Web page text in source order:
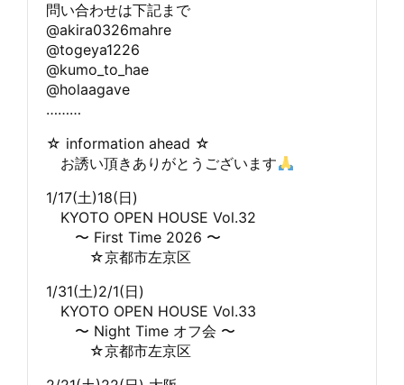
問い合わせは下記まで
@akira0326mahre
@togeya1226
@kumo_to_hae
@holaagave
………
☆ information ahead ☆
お誘い頂きありがとうございます
1/17(土)18(日)
KYOTO OPEN HOUSE Vol.32
〜 First Time 2026 〜
☆京都市左京区
1/31(土)2/1(日)
KYOTO OPEN HOUSE Vol.33
〜 Night Time オフ会 〜
☆京都市左京区